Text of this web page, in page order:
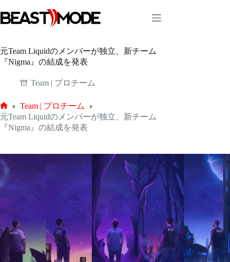
ン
テ
ツ
へ
プ
元Team Liquidのメンバーが独立、新チーム
『Nigma』の結成を発表
Team | プロチーム
ホ
ー
Team | プロチーム
元Team Liquidのメンバーが独立、新チーム
『Nigma』の結成を発表